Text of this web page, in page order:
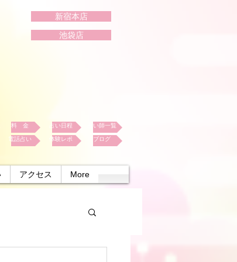
新宿本店
池袋店
料 金 占い日程 占い師一覧
電話占い 体験レポ ブログ
アクセス More